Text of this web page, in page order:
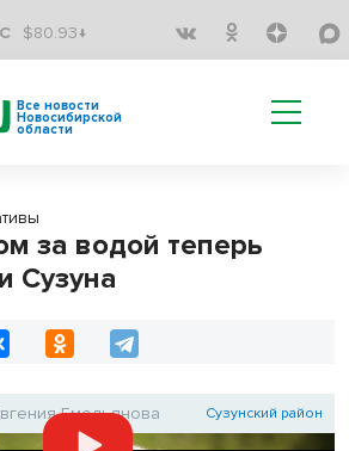
$80.93↓
Все новости
Новосибирской
области
за водой теперь
Сузуна
Емельянова Сузунский район